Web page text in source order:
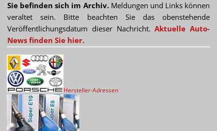
Sie befinden sich im Archiv.Meldungen und Links können
veraltet sein. Bitte beachten Sie das obenstehende
Veröffentlichungsdatum dieser Nachricht.Aktuelle Auto-
News finden Sie hier.
Hersteller-Adressen